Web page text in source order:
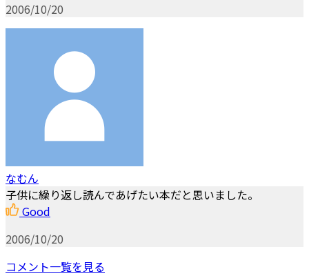
2006/10/20
なむん
子供に繰り返し読んであげたい本だと思いました。
Good
2006/10/20
コメント一覧を見る